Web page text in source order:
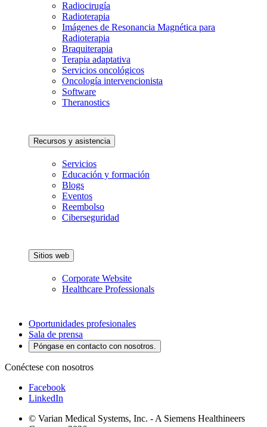
Radiocirugía
Radioterapia
Imágenes de Resonancia Magnética para
Radioterapia
Braquiterapia
Terapia adaptativa
Servicios oncológicos
Oncología intervencionista
Software
Theranostics
Recursos y asistencia
Servicios
Educación y formación
Blogs
Eventos
Reembolso
Ciberseguridad
Sitios web
Corporate Website
Healthcare Professionals
Oportunidades profesionales
Sala de prensa
Póngase en contacto con nosotros.
Conéctese con nosotros
Facebook
LinkedIn
© Varian Medical Systems, Inc. - A Siemens Healthineers